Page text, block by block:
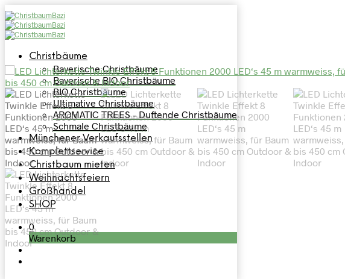
Christbäume
Bayerische Christbäume
Bayerische BIO Christbäume
BIO Christbäume
Ultimative Christbäume
AROMATIC TREES – Duftende Christbäume
Schmale Christbäume
Münchener Verkaufsstellen
Komplettservice
Christbaum mieten
Weihnachtsfeiern
Großhandel
SHOP
0
Warenkorb